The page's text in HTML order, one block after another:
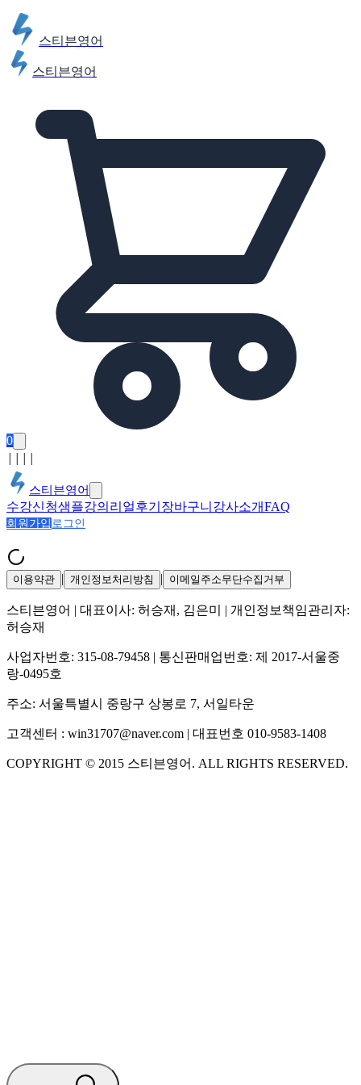
스티븐영어
스티븐영어
0
스티븐영어
수강신청샘플강의 리얼후기 장바구니 강사소개FAQ
회원가입 로그인
이용약관 | 개인정보처리방침 | 이메일주소무단수집거부
스티븐영어 | 대표이사: 허승재, 김은미
| 개인정보책임관리자:
허승재
사업자번호: 315-08-79458 | 통신판매업번호: 제 2017-서울중
랑-0495호
주소: 서울특별시 중랑구 상봉로 7, 서일타운
고객센터 : win31707@naver.com | 대표번호 010-9583-1408
COPYRIGHT © 2015 스티븐영어 . ALL RIGHTS RESERVED.